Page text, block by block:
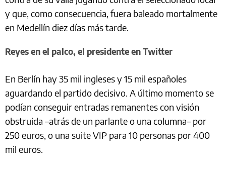
y que, como consecuencia, fuera baleado mortalmente
en Medellín diez días más tarde.
Reyes en el palco, el presidente en Twitter
En Berlín hay 35 mil ingleses y 15 mil españoles
aguardando el partido decisivo. A último momento se
podían conseguir entradas remanentes con visión
obstruida –atrás de un parlante o una columna– por
250 euros, o una suite VIP para 10 personas por 400
mil euros.